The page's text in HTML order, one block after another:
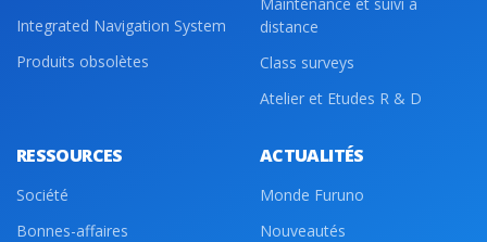
Integrated Navigation System
Produits obsolètes
distance
Class surveys
Atelier et Etudes R & D
RESSOURCES
Société
Bonnes-affaires
ACTUALITÉS
Monde Furuno
Nouveautés